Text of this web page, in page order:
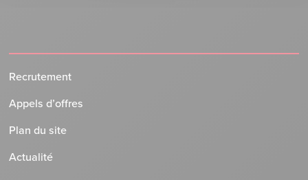
Recrutement
Appels d’offres
Plan du site
Actualité